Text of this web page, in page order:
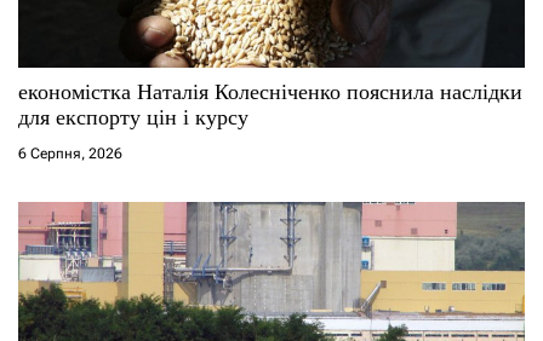
економістка Наталія Колесніченко пояснила наслідки
для експорту цін і курсу
6 Серпня, 2026